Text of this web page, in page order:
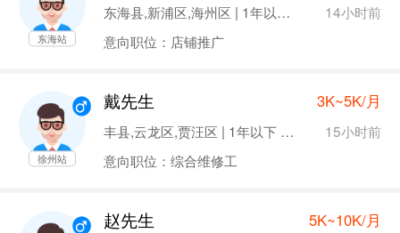
东海站
东海县,新浦区,海州区 | 1年以下 | 高中
14小时前
意向职位：店铺推广
徐州站
戴先生 3K~5K/月
丰县,云龙区,贾汪区 | 1年以下 | 大专
15小时前
意向职位：综合维修工
赵先生 5K~10K/月